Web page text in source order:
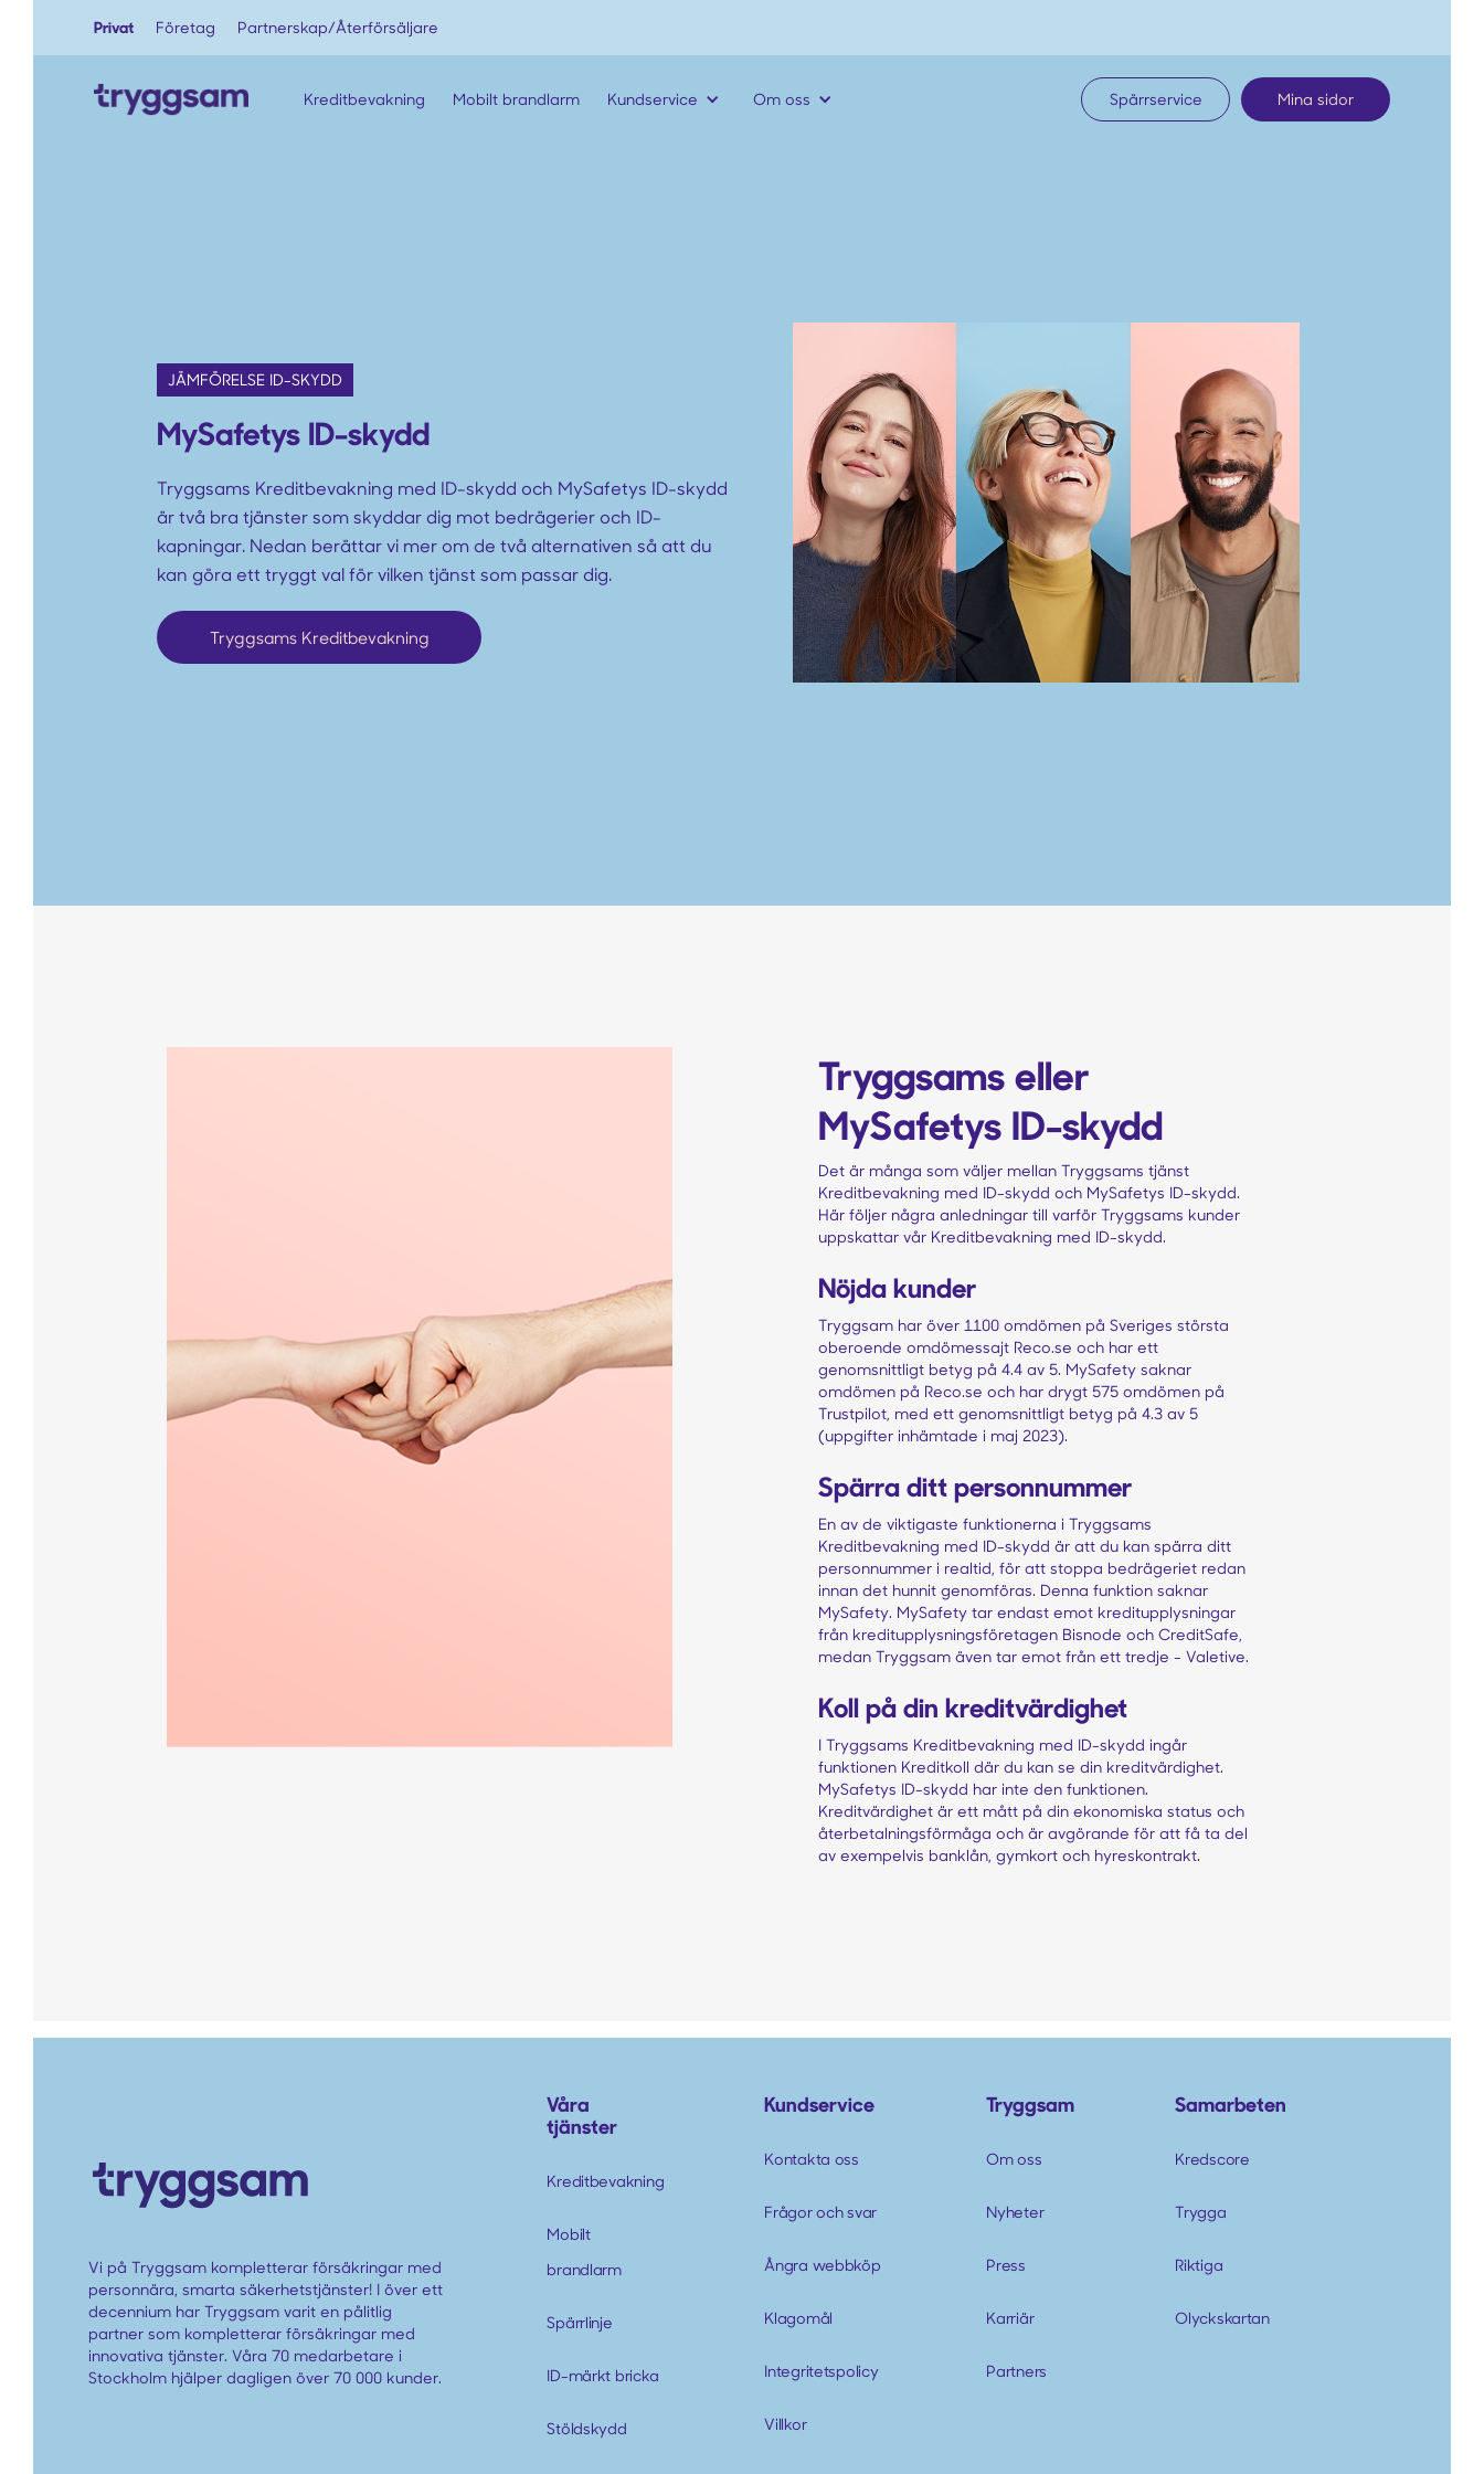
Privat Företag Partnerskap/Återförsäljare
Kreditbevakning Mobilt brandlarm Kundservice Om oss Spärrservice Mina sidor
JÄMFÖRELSE ID-SKYDD
MySafetys ID-skydd
Tryggsams Kreditbevakning med ID-skydd och MySafetys ID-skydd
är två bra tjänster som skyddar dig mot bedrägerier och ID-
kapningar. Nedan berättar vi mer om de två alternativen så att du
kan göra ett tryggt val för vilken tjänst som passar dig.
Tryggsams Kreditbevakning
Tryggsams eller
MySafetys ID-skydd
Det är många som väljer mellan Tryggsams tjänst
Kreditbevakning med ID-skydd och MySafetys ID-skydd.
Här följer några anledningar till varför Tryggsams kunder
uppskattar vår Kreditbevakning med ID-skydd.
Nöjda kunder
Tryggsam har över 1100 omdömen på Sveriges största
oberoende omdömessajt Reco.se och har ett
genomsnittligt betyg på 4.4 av 5. MySafety saknar
omdömen på Reco.se och har drygt 575 omdömen på
Trustpilot, med ett genomsnittligt betyg på 4.3 av 5
(uppgifter inhämtade i maj 2023).
Spärra ditt personnummer
En av de viktigaste funktionerna i Tryggsams
Kreditbevakning med ID-skydd är att du kan spärra ditt
personnummer i realtid, för att stoppa bedrägeriet redan
innan det hunnit genomföras. Denna funktion saknar
MySafety. MySafety tar endast emot kreditupplysningar
från kreditupplysningsföretagen Bisnode och CreditSafe,
medan Tryggsam även tar emot från ett tredje - Valetive.
Koll på din kreditvärdighet
I Tryggsams Kreditbevakning med ID-skydd ingår
funktionen Kreditkoll där du kan se din kreditvärdighet.
MySafetys ID-skydd har inte den funktionen.
Kreditvärdighet är ett mått på din ekonomiska status och
återbetalningsförmåga och är avgörande för att få ta del
av exempelvis banklån, gymkort och hyreskontrakt.
Vi på Tryggsam kompletterar försäkringar med
personnära, smarta säkerhetstjänster! I över ett
decennium har Tryggsam varit en pålitlig
partner som kompletterar försäkringar med
innovativa tjänster. Våra 70 medarbetare i
Stockholm hjälper dagligen över 70 000 kunder.
Våra
tjänster
Kreditbevakning
Mobilt
brandlarm
Spärrlinje
ID-märkt bricka
Stöldskydd
Kundservice
Kontakta oss
Frågor och svar
Ångra webbköp
Klagomål
Integritetspolicy
Villkor
Tryggsam
Om oss
Nyheter
Press
Karriär
Partners
Samarbeten
Kredscore
Trygga
Riktiga
Olyckskartan